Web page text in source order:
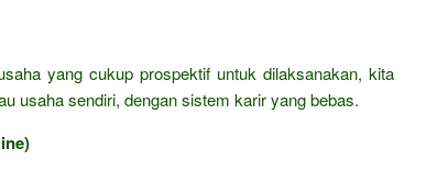
yang cukup prospektif untuk dilaksanakan, kita
usaha sendiri, dengan sistem karir yang bebas.